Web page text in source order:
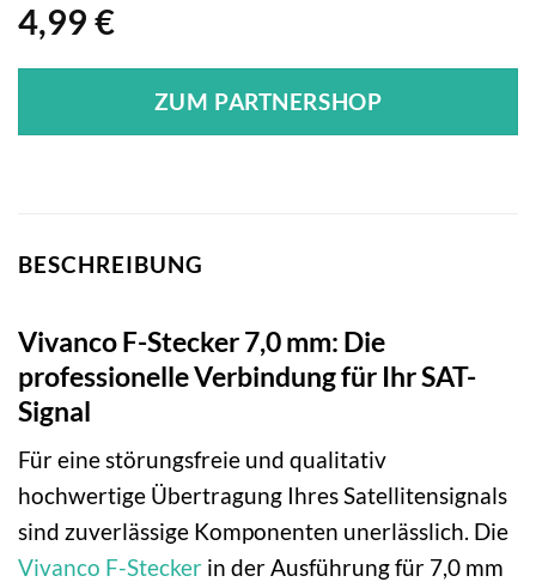
4,99 €
ZUM PARTNERSHOP
BESCHREIBUNG
Vivanco F-Stecker 7,0 mm: Die
professionelle Verbindung für Ihr SAT-
Signal
Für eine störungsfreie und qualitativ
hochwertige Übertragung Ihres Satellitensignals
sind zuverlässige Komponenten unerlässlich. Die
Vivanco F-Stecker in der Ausführung für 7,0 mm